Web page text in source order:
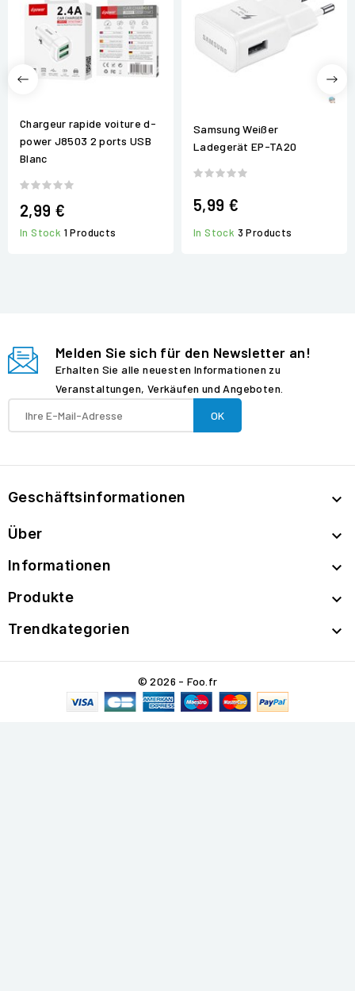
Chargeur rapide voiture d-
power J8503 2 ports USB
Blanc
2,99 €
In Stock 1 Products
Samsung Weißer
Ladegerät EP-TA20
5,99 €
In Stock 3 Products
Melden Sie sich für den Newsletter an!
Erhalten Sie alle neuesten Informationen zu
Veranstaltungen, Verkäufen und Angeboten.
Geschäftsinformationen 
Über 
Informationen 
Produkte 
Trendkategorien 
© 2026 - Foo.fr